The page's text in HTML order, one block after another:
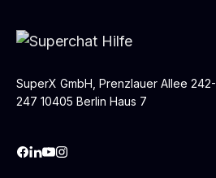
SuperX GmbH, Prenzlauer Allee 242-
247 10405 Berlin Haus 7